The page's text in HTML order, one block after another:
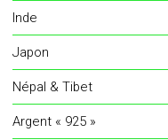
Inde
Japon
Népal & Tibet
Argent « 925 »